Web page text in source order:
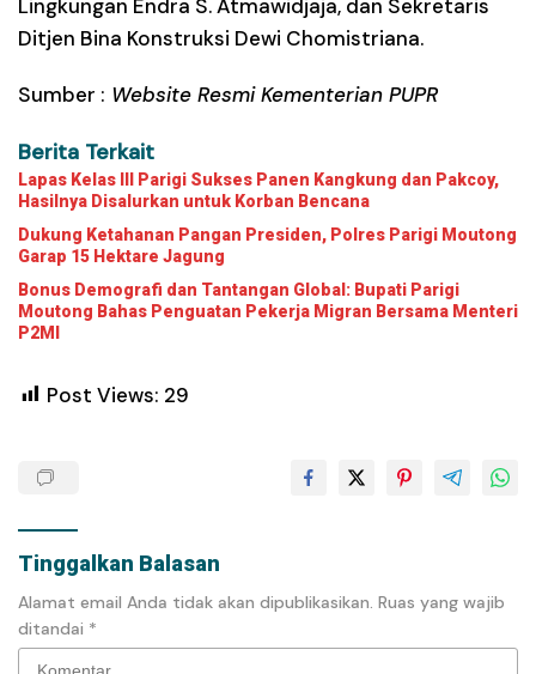
Lingkungan Endra S. Atmawidjaja, dan Sekretaris
Ditjen Bina Konstruksi Dewi Chomistriana.
Sumber : Website Resmi Kementerian PUPR
Berita Terkait
Lapas Kelas III Parigi Sukses Panen Kangkung dan Pakcoy,
Hasilnya Disalurkan untuk Korban Bencana
Dukung Ketahanan Pangan Presiden, Polres Parigi Moutong
Garap 15 Hektare Jagung
Bonus Demografi dan Tantangan Global: Bupati Parigi
Moutong Bahas Penguatan Pekerja Migran Bersama Menteri
P2MI
Post Views: 29
Tinggalkan Balasan
Alamat email Anda tidak akan dipublikasikan. Ruas yang wajib
ditandai *